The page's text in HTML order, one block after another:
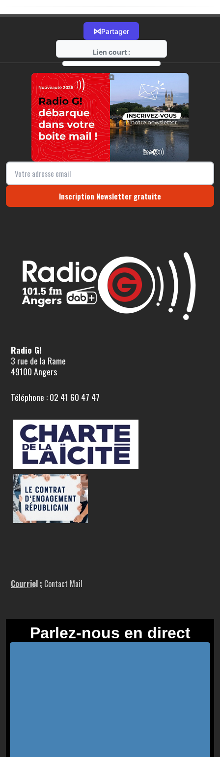
⋈Partager
Lien court :
https://radio-g.fr?11499
⧉
Inscription Newsletter gratuite
Radio G!
3 rue de la Rame
49100 Angers
Téléphone : 02 41 60 47 47
Courriel : Contact Mail